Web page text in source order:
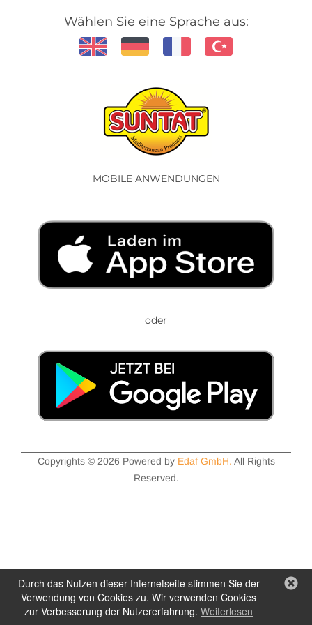
Durch das Nutzen dieser Internetseite stimmen Sie der
Verwendung von Cookies zu. Wir verwenden Cookies
zur Verbesserung der Nutzererfahrung. Weiterlesen
Wählen Sie eine Sprache aus:
MOBILE ANWENDUNGEN
oder
Copyrights © 2026 Powered by Edaf GmbH. All Rights
Reserved.